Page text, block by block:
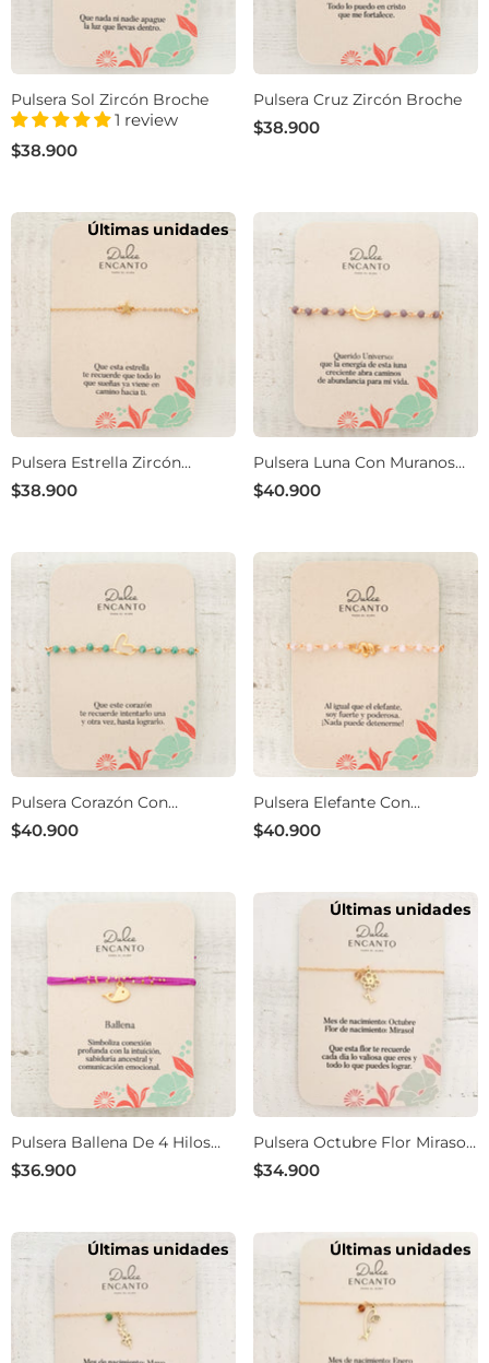
Pulsera Sol Zircón Broche
1 review
$38.900
Pulsera Cruz Zircón Broche
$38.900
Últimas unidades
Pulsera Estrella Zircón
Broche
$38.900
Pulsera Luna Con Muranos
Violeta Con Broche
$40.900
Pulsera Corazón Con
Muranos Verdes Y Broche
$40.900
Pulsera Elefante Con
Muranos Rosados Y Broche
$40.900
Pulsera Ballena De 4 Hilos
Violeta Ajustable
$36.900
Últimas unidades
Pulsera Octubre Flor Mirasol
De Nacimiento
$34.900
Últimas unidades Últimas unidades